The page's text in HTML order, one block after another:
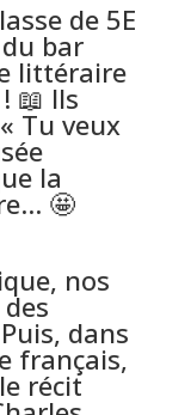
de 5E
bar
littéraire
📖 Ils
Tu veux
la
🤩
nos
dans
français,
récit